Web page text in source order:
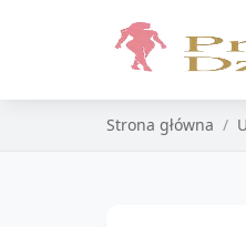
Strona główna